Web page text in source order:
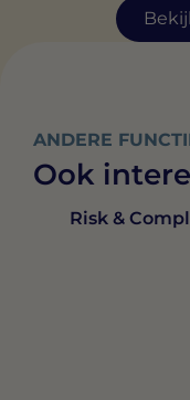
ANDERE
Ook
Risk &